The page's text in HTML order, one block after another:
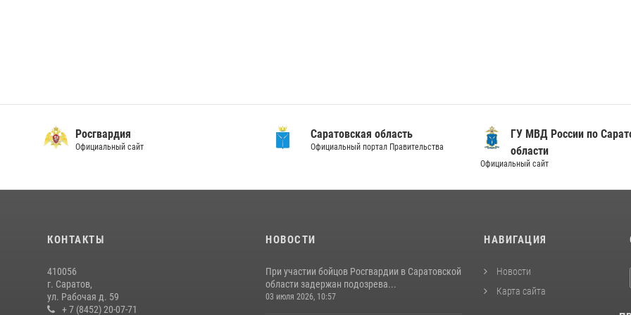
Росгвардия
Официальный сайт
Саратовская область
Официальный портал Правительства
ГУ МВД России по
области
Официальный сайт
КОНТАКТЫ
410056
г. Саратов,
ул. Рабочая д. 59
+ 7 (8452) 20-07-71
НОВОСТИ
При участии бойцов Росгвардии в Саратовской
области задержан подозрева...
03 июля 2026, 10:57
НАВИГАЦИЯ
Новости
Карта сайта